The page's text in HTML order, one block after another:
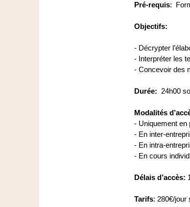
Pré-requis:
Objectifs:
- Décrypter
- Interpréter les
- Concevoir des
Durée: 24h00
Modalités
- Uniquement en
- En inter-
- En intra-
- En cours
Délais d’accès:
Tarifs: 280€/jour